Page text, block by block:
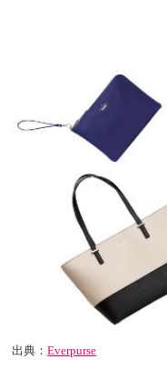
出典：Everpurse